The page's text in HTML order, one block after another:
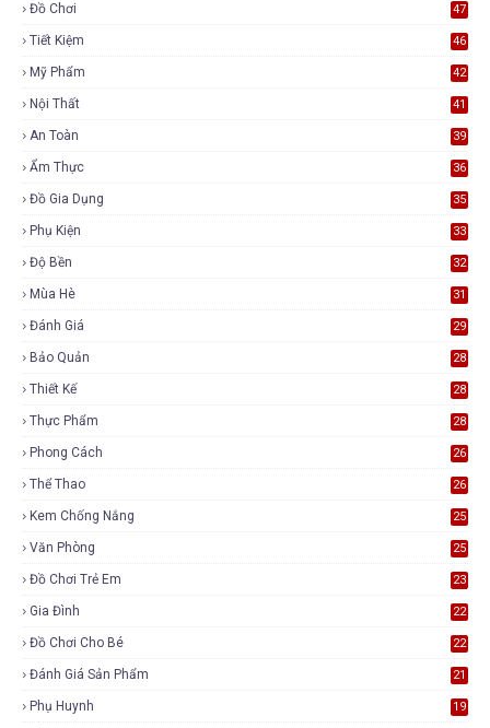
Đồ Chơi 47
Tiết Kiệm 46
Mỹ Phẩm 42
Nội Thất 41
An Toàn 39
Ẩm Thực 36
Đồ Gia Dụng 35
Phụ Kiện 33
Độ Bền 32
Mùa Hè 31
Đánh Giá 29
Bảo Quản 28
Thiết Kế 28
Thực Phẩm 28
Phong Cách 26
Thể Thao 26
Kem Chống Nắng 25
Văn Phòng 25
Đồ Chơi Trẻ Em 23
Gia Đình 22
Đồ Chơi Cho Bé 22
Đánh Giá Sản Phẩm 21
Phụ Huynh 19